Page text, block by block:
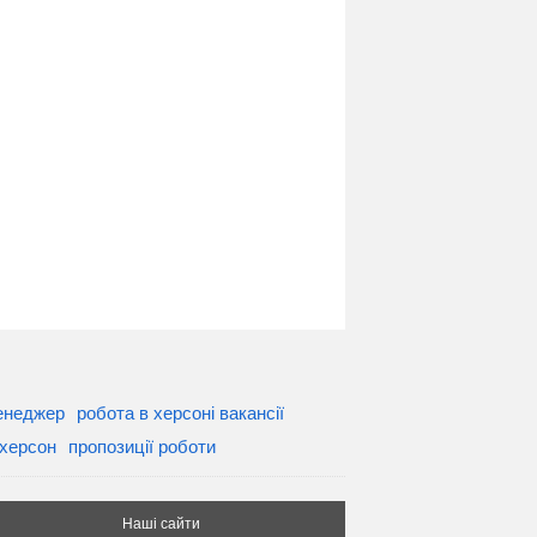
робота в херсоні вакансії
пропозиції роботи
Наші сайти